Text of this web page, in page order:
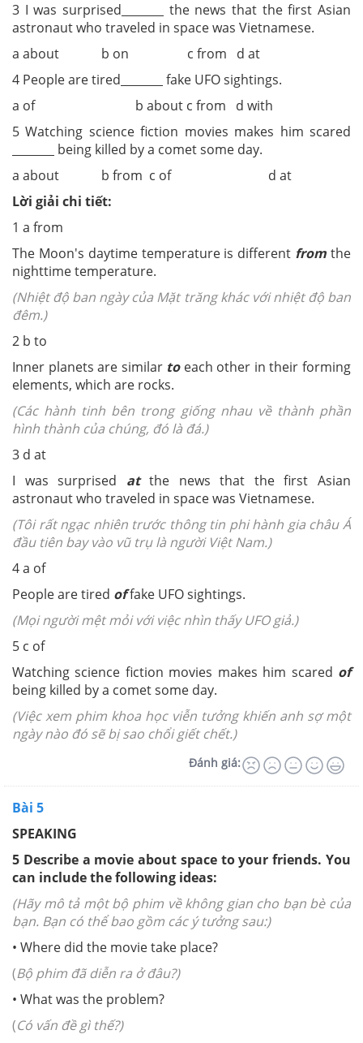
3 I was surprised
the news that the first Asian
astronaut who traveled in space was Vietnamese.
a about b on c from d at
4 People are tired
fake UFO sightings.
a of b about c from d with
5 Watching science fiction movies makes him scared
being killed by a comet some day.
a about b from c of d at
Lời giải chi tiết:
1 a from
The Moon's daytime temperature is different from the
nighttime temperature.
(Nhiệt độ ban ngày của Mặt trăng khác với nhiệt độ ban
đêm.)
2 b to
Inner planets are similar toeach other in their forming
elements, which are rocks.
(Các hành tinh bên trong giống nhau về thành phần
hình thành của chúng, đó là đá.)
3 d at
I was surprised atthe news that the first Asian
astronaut who traveled in space was Vietnamese.
(Tôi rất ngạc nhiên trước thông tin phi hành gia châu Á
đầu tiên bay vào vũ trụ là người Việt Nam.)
4 a of
People are tired offake UFO sightings.
(Mọi người mệt mỏi với việc nhìn thấy UFO giả.)
5 c of
Watching science fiction movies makes him scared of
being killed by a comet some day.
(Việc xem phim khoa học viễn tưởng khiến anh sợ một
ngày nào đó sẽ bị sao chổi giết chết.)
Đánh giá:
Bài 5
SPEAKING
5 Describe a movie about space to your friends. You
can include the following ideas:
(Hãy mô tả một bộ phim về không gian cho bạn bè của
bạn. Bạn có thể bao gồm các ý tưởng sau:)
• Where did the movie take place?
(Bộ phim đã diễn ra ở đâu?)
• What was the problem?
(Có vấn đề gì thế?)